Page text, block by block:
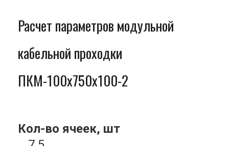
Расчет параметров модульной
кабельной проходки
ПКМ-100x750x100-2
Кол-во ячеек, шт